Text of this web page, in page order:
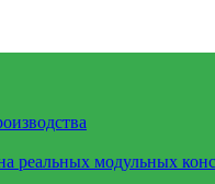
модульных